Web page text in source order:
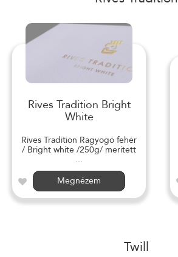
Rives Tradition Bright
White
Rives Tradition Ragyogó fehér
/ Bright white /250g/ merített
...
Megnézem
Twill